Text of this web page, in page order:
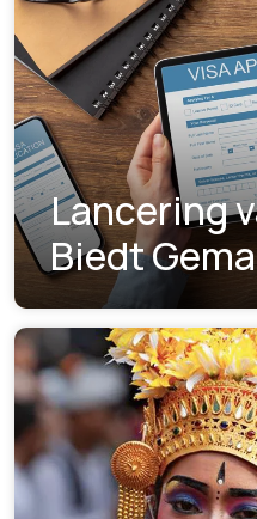
Lancering
Biedt
aanvragen